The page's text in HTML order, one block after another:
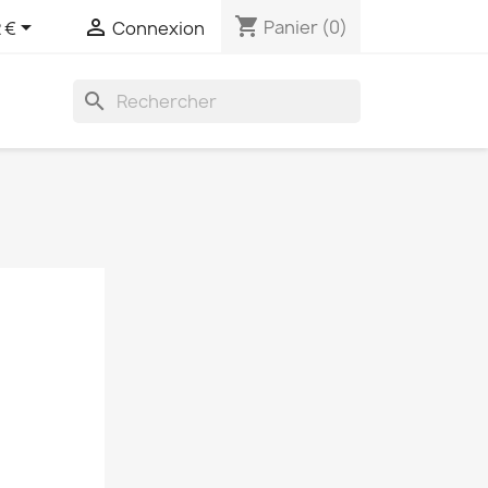
€  Connexion shopping_cart Panier (0)
search